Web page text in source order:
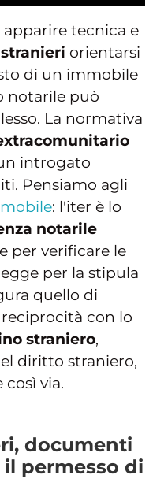
tecnica e
orientarsi
di un immobile
notarile può
La normativa
introgato
Pensiamo agli
: l'iter è lo
notarile
per verificare le
per la stipula
quello di
con lo
straniero,
diritto straniero,
via.
documenti
permesso di